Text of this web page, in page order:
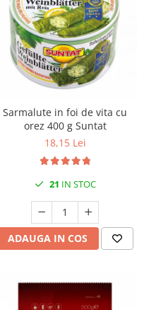
Sarmalute in foi de vita cu
orez 400 g Suntat
18,15 Lei
21 IN STOC
ADAUGA IN COS